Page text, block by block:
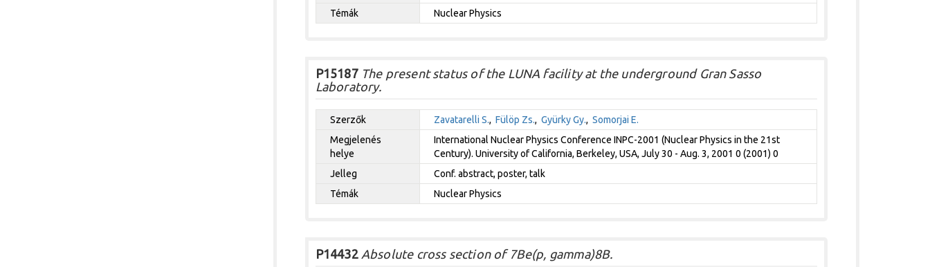
Témák
Nuclear Physics
P15187The present status of the LUNA facility at the underground Gran Sasso
Laboratory.
Szerzők Zavatarelli S., Fülöp Zs., Gyürky Gy., Somorjai E.
Megjelenés
helye
International Nuclear Physics Conference INPC-2001 (Nuclear Physics in the 21st
Century). University of California, Berkeley, USA, July 30 - Aug. 3, 2001 0 (2001) 0
Jelleg
Conf. abstract, poster, talk
Témák
Nuclear Physics
P14432Absolute cross section of 7Be(p, gamma)8B.